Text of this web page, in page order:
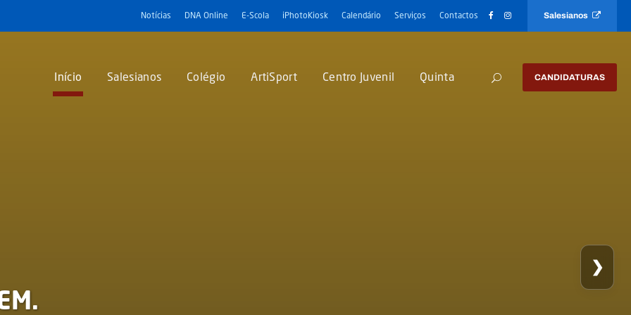
Notícias DNA Online E-Scola iPhotoKiosk Calendário Serviços Contactos Salesianos
Início Salesianos Colégio ArtiSport Centro Juvenil Quinta CANDIDATURAS
❯